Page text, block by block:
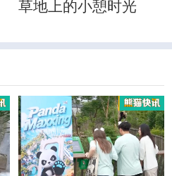
草地上的小憩时光